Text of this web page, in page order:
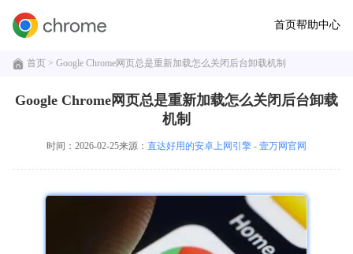
首页帮助中心
首页 > Google Chrome网页总是重新加载怎么关闭后台卸载机制
Google Chrome网页总是重新加载怎么关闭后台卸载
机制
时间：2026-02-25来源： 直达好用的安卓上网引擎 - 壹万网官网